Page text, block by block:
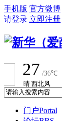
手机版 官方微博
请登录 立即注册
门户Portal